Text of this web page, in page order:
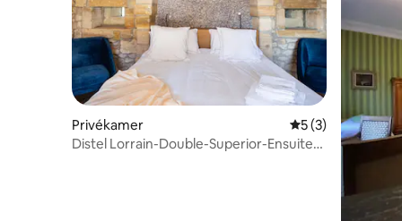
Privékamer Gemiddelde
5 (3)
Distel Lorrain-Double-Superior-Ensuite-